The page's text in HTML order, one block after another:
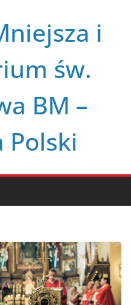
i
św.
BM –
Polski